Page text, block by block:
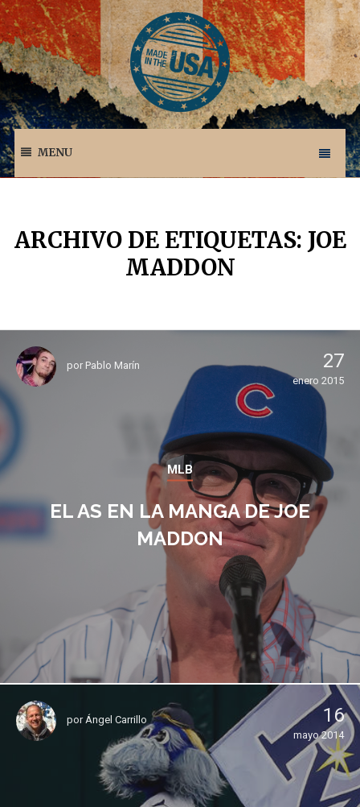
MENU
ARCHIVO DE ETIQUETAS: JOE
MADDON
por Pablo Marín 27
enero 2015
MLB
EL AS EN LA MANGA DE JOE
MADDON
porÁngel Carrillo 16
mayo 2014